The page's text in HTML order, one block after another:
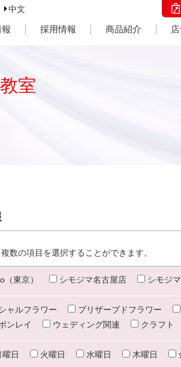
中文
採用情報 商品紹介
室
数の項目を選択することができます。
東京） シモジマ名古屋店 シモジ
ャルフラワー プリザーブドフラワー
ンレイ
ウェディング関連 クラフト
曜日 火曜日 水曜日 木曜日